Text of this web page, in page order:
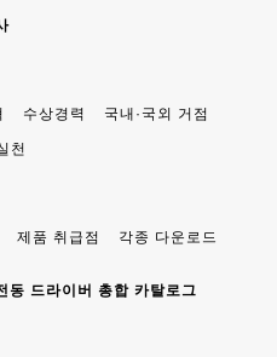
수상경력 국내·국외 거점
천
제품 취급점 각종 다운로드
동 드라이버 총합 카탈로그